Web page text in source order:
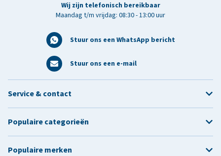
Wij zijn telefonisch bereikbaar
Maandag t/m vrijdag: 08:30 - 13:00 uur
Stuur ons een WhatsApp bericht
Stuur ons een e-mail
Service & contact
Populaire categorieën
Populaire merken